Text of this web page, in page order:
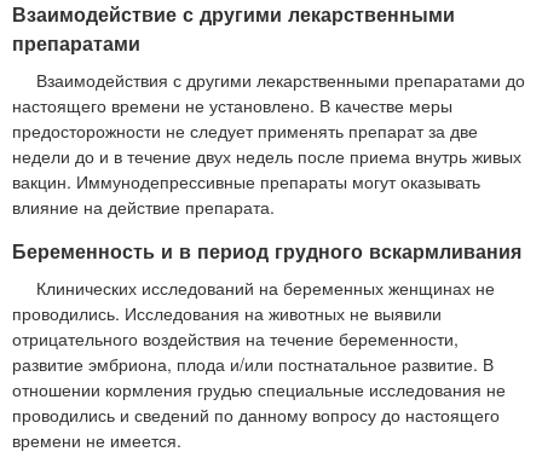
Взаимодействие с другими лекарственными
препаратами
Взаимодействия с другими лекарственными препаратами до
настоящего времени не установлено. В качестве меры
предосторожности не следует применять препарат за две
недели до и в течение двух недель после приема внутрь живых
вакцин. Иммунодепрессивные препараты могут оказывать
влияние на действие препарата.
Беременность и в период грудного вскармливания
Клинических исследований на беременных женщинах не
проводились. Исследования на животных не выявили
отрицательного воздействия на течение беременности,
развитие эмбриона, плода и/или постнатальное развитие. В
отношении кормления грудью специальные исследования не
проводились и сведений по данному вопросу до настоящего
времени не имеется.